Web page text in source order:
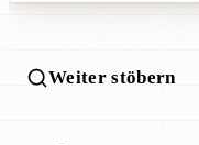
Weiter stöbern